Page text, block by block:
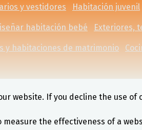
y vestidores Habitación juvenil
habitación bebé Exteriores,
y habitaciones de matrimonio
website. If you decline the use
measure the effectiveness of a